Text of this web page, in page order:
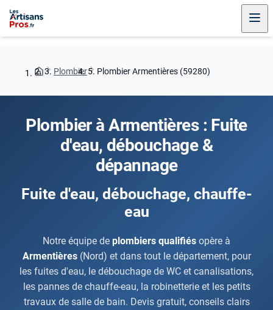
Plombier Plombier Armentières (59280)
Plombier à Armentières : Fuite
d'eau, débouchage &
dépannage
Fuite d'eau, débouchage, chauffe-
eau
Notre équipe de plombiers qualifiés opère à
Armentières(Nord) et dans tout le département, pour
les fuites d'eau, le débouchage de WC et canalisations,
les pannes de chauffe-eau, la robinetterie et les petits
travaux de salle de bain. Devis gratuit, conseils clairs